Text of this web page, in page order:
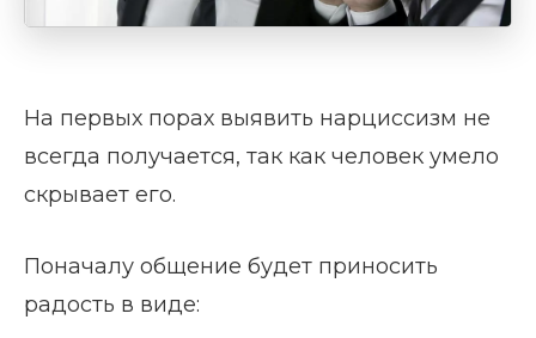
На первых порах выявить нарциссизм не
всегда получается, так как человек умело
скрывает его.
Поначалу общение будет приносить
радость в виде: